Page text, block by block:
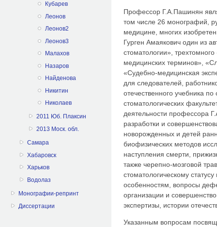
Кубарев
Леонов
Леонов2
Леонов3
Малахов
Назаров
Найденова
Никитин
Николаев
2011 Юб. Плаксин
2013 Моск. обл.
Самара
Хабаровск
Харьков
Водолаз
Монографии-репринт
Диссертации
Профессор Г.А.Пашинян
том числе 26 монографий,
медицине, многих
Гурген Амаякович один из
стоматологии»,
медицинских терминов»,
«Судебно-медицинская
для следователей,
отечественного учебника
стоматологических
деятельности профессора
разработки и
новорожденных и детей
биофизических методов
наступления смерти,
также черепно-мозговой
стоматологическому
особенностям, вопросы
организации и
экспертизы, истории
Указанным вопросам